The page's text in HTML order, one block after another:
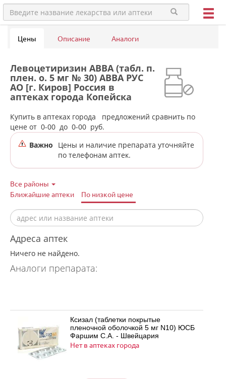
Цены Описание Аналоги
Левоцетиризин АВВА (табл. п.
плен. о. 5 мг № 30) АВВА РУС
АО [г. Киров] Россия в
аптеках города Копейска
(Челябинская обл)
Купить в аптеках города
предложений сравнить по
цене от 0-00 до 0-00 руб.
Важно
Цены и наличие препарата уточняйте
по телефонам аптек.
Все районы
Ближайшие аптеки
По низкой цене
Адреса аптек
Ничего не найдено.
Аналоги препарата:
Ксизал (таблетки покрытые
пленочной оболочкой 5 мг N10) ЮСБ
Фаршим С.А. - Швейцария
Нет в аптеках города